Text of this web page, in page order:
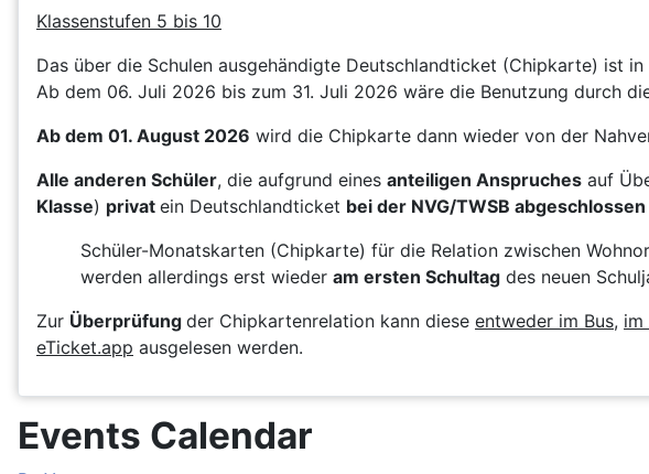
Klassenstufen 5 bis 10
Das über die Schulen ausgehändigte Deutschlandticket (Chipkarte) ist in
Ab dem 06. Juli 2026 bis zum 31. Juli 2026 wäre die Benutzung durch
Ab dem 01. August 2026 wird die Chipkarte dann wieder von der
Alle anderen Schüler, die aufgrund eines anteiligen Anspruches auf
Klasse) privat ein Deutschlandticket bei der NVG/TWSB abgeschlossen
Schüler-Monatskarten (Chipkarte) für die Relation zwischen
werden allerdings erst wieder am ersten Schultag des neuen
Zur Überprüfung der Chipkartenrelation kann diese entweder im Bus, im
eTicket.app ausgelesen werden.
Events Calendar